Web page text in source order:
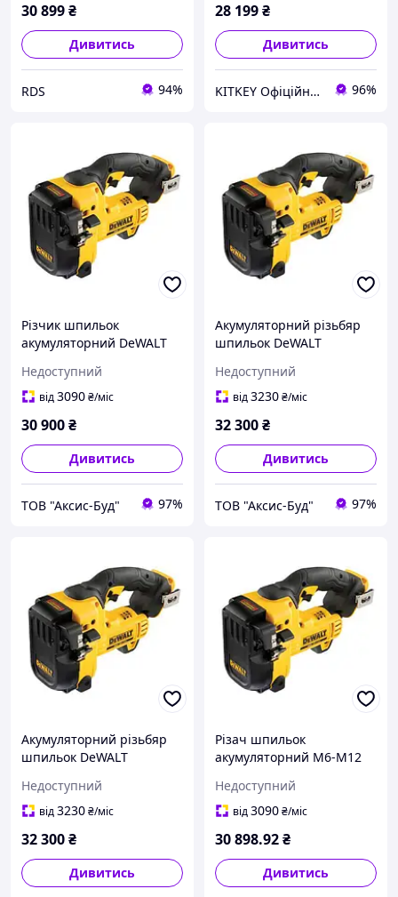
30 899₴
Дивитись
RDS 94%
28 199₴
Дивитись
KITKEY Офіційний дилер 96%
Різчик шпильок
акумуляторний DeWALT
Недоступний
від3090₴/міс
30 900₴
Дивитись
ТОВ "Аксис-Буд" 97%
Акумуляторний різьбяр
шпильок DeWALT
Недоступний
від3230₴/міс
32 300₴
Дивитись
ТОВ "Аксис-Буд" 97%
Акумуляторний різьбяр
шпильок DeWALT
Недоступний
від3230₴/міс
32 300₴
Дивитись
Різач шпильок
акумуляторний М6-М12
Недоступний
від3090₴/міс
30 898.92₴
Дивитись